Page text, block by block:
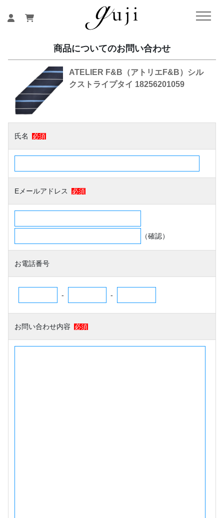
商品についてのお問い合わせ
ATELIER F&B（アトリエF&B）シル
クストライプタイ 18256201059
氏名 必須
Eメールアドレス 必須
（確認）
お電話番号
- -
お問い合わせ内容 必須